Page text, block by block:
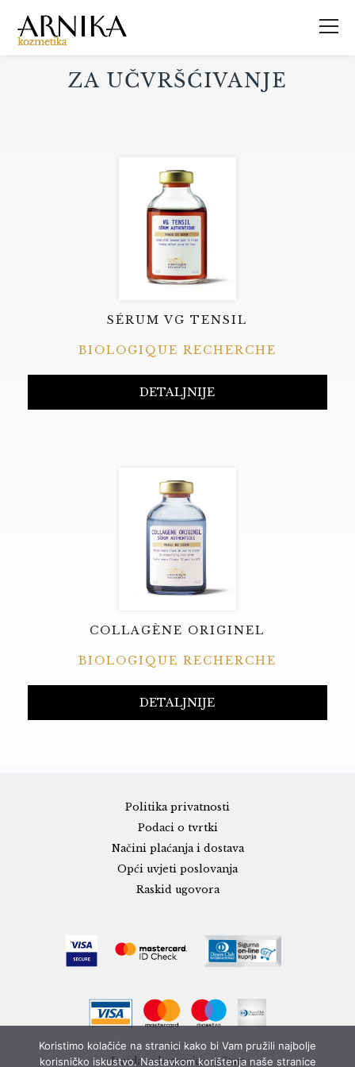
ZA UČVRŠĆIVANJE
SÉRUM VG TENSIL
BIOLOGIQUE RECHERCHE
DETALJNIJE
COLLAGÈNE ORIGINEL
BIOLOGIQUE RECHERCHE
DETALJNIJE
Politika privatnosti
Podaci o tvrtki
Načini plaćanja i dostava
Opći uvjeti poslovanja
Raskid ugovora
Izrada web stranice - eStart
Koristimo kolačiće na stranici kako bi Vam pružili najbolje
korisničko iskustvo. Nastavkom korištenja naše stranice